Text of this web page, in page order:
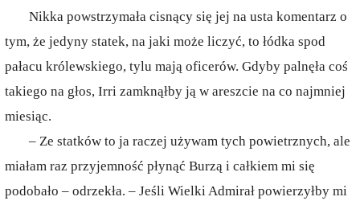
Nikka powstrzymała cisnący się jej na usta komentarz o
tym, że jedyny statek, na jaki może liczyć, to łódka spod
pałacu królewskiego, tylu mają oficerów. Gdyby palnęła coś
takiego na głos, Irri zamknąłby ją w areszcie na co najmniej
miesiąc.
– Ze statków to ja raczej używam tych powietrznych, ale
miałam raz przyjemność płynąć Burzą i całkiem mi się
podobało – odrzekła. – Jeśli Wielki Admirał powierzyłby mi